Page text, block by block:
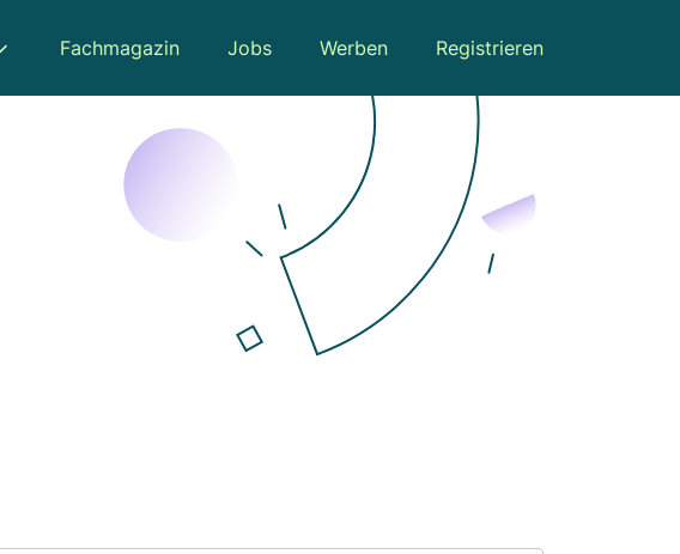
Fachmagazin Jobs Werben Registrieren